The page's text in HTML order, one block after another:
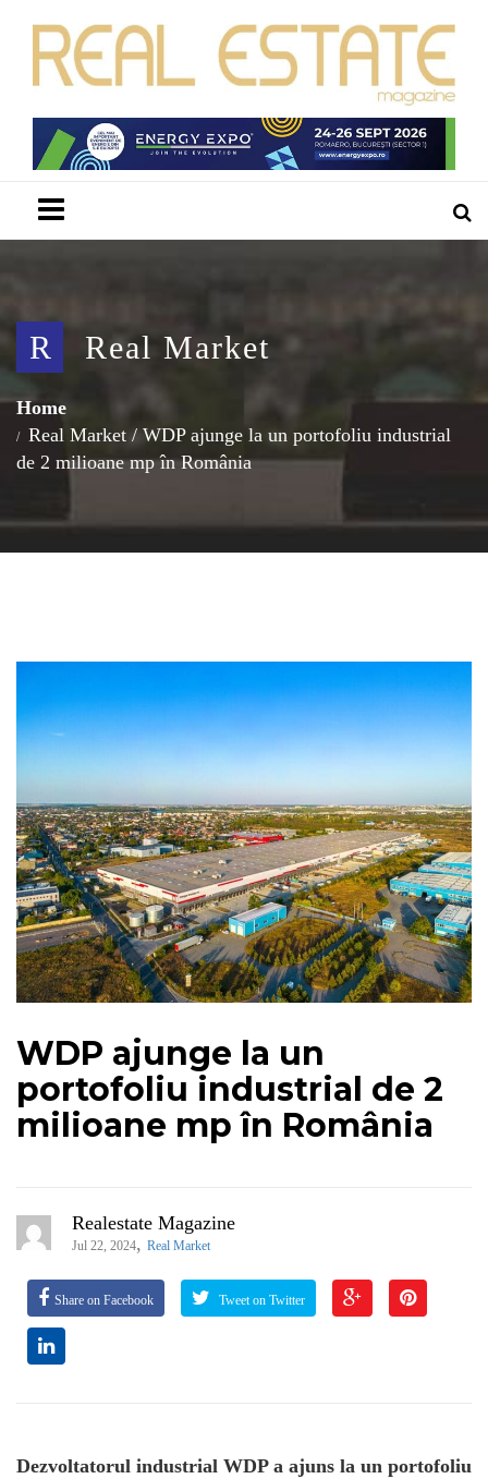
R Real Market
Home
Real Market / WDP ajunge la un portofoliu industrial
de 2 milioane mp în România
WDP ajunge la un
portofoliu industrial de 2
milioane mp în România
Realestate Magazine
Jul 22, 2024, Real Market
Share on Facebook Tweet on Twitter
Dezvoltatorul industrial WDP a ajuns la un portofoliu